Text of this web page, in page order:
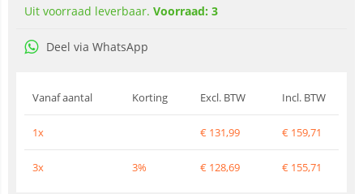
Uit voorraad leverbaar. Voorraad: 3
Deel via WhatsApp
Vanaf aantal Korting Excl. BTW Incl. BTW
1x € 131,99 € 159,71
3x 3% € 128,69 € 155,71